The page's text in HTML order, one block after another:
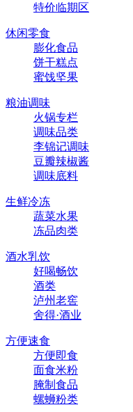
特价临期区
休闲零食
膨化食品
饼干糕点
蜜饯坚果
粮油调味
火锅专栏
调味品类
李锦记调味
豆瓣辣椒酱
调味底料
生鲜冷冻
蔬菜水果
冻品肉类
酒水乳饮
好喝畅饮
酒类
泸州老窖
舍得·酒业
方便速食
方便即食
面食米粉
腌制食品
螺蛳粉类